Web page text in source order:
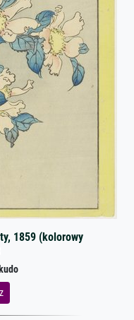
1859 (kolorowy